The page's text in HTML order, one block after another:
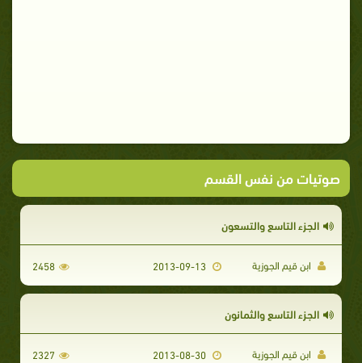
صوتيات من نفس القسم
الجزء التاسع والتسعون
ابن قيم الجوزية 2458
الجزء التاسع والثمانون
ابن قيم الجوزية 2327